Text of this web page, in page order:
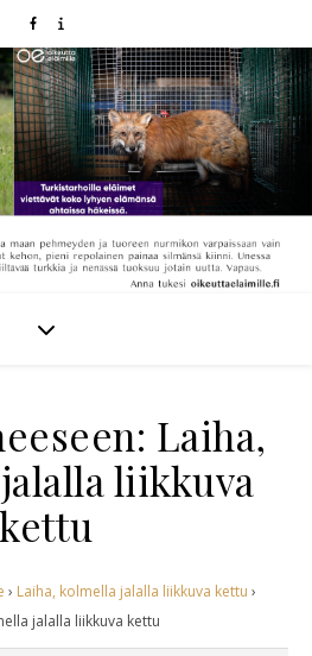
Laiha,
liikkuva
kettu
› Laiha, kolmella jalalla liikkuva kettu ›
jalalla liikkuva kettu